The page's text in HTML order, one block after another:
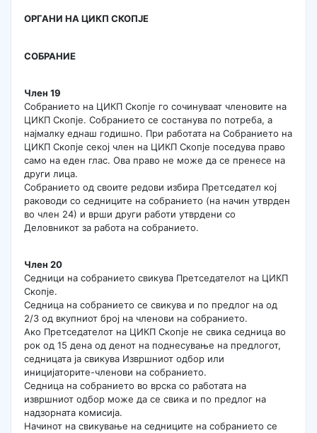
ОРГАНИ НА ЦИКП СКОПЈЕ
СОБРАНИЕ
Член 19
Собранието на ЦИКП Скопје го сочинуваат членовите на
ЦИКП Скопје. Собранието се состанува по потреба, а
најмалку еднаш годишно. При работата на Собранието на
ЦИКП Скопје секој член на ЦИКП Скопје поседува право
само на еден глас. Ова право не може да се пренесе на
други лица.
Собранието од своите редови избира Претседател кој
раководи со седниците на собранието (на начин утврден
во член 24) и врши други работи утврдени со
Деловникот за работа на собранието.
Член 20
Седници на собранието свикува Претседателот на ЦИКП
Скопје.
Седница на собранието се свикува и по предлог на од
2/3 од вкупниот број на членови на собранието.
Ако Претседателот на ЦИКП Скопје не свика седница во
рок од 15 дена од денот на поднесување на предлогот,
седницата ја свикува Извршниот одбор или
иницијаторите-членови на собранието.
Седница на собранието во врска со работата на
извршниот одбор може да се свика и по предлог на
надзорната комисија.
Начинот на свикување на седниците на собранието се